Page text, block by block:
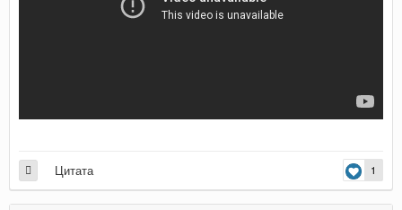
1
Цитата